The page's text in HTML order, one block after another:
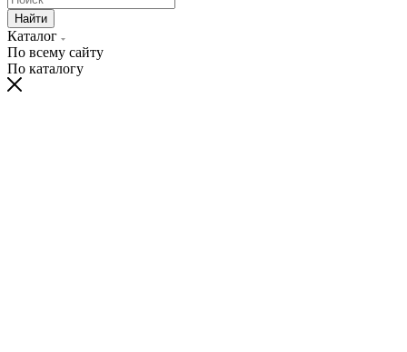
Найти
Каталог
По всему сайту
По каталогу